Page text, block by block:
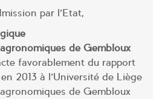
par l’Etat,
de Gembloux
favorablement du rapport
2013 à l’Université de Liège
de Gembloux –